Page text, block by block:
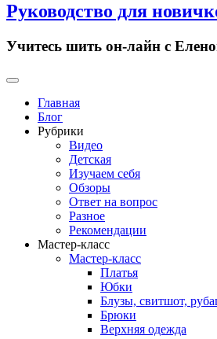
Руководство для
Учитесь шить он-лайн с
Primary
Главная
Блог
Рубрики
Видео
Детская
Изучаем себя
Обзоры
Ответ на вопрос
Разное
Рекомендации
Мастер-класс
Мастер-класс
Платья
Юбки
Блузы, свитшот,
Брюки
Верхняя одежда